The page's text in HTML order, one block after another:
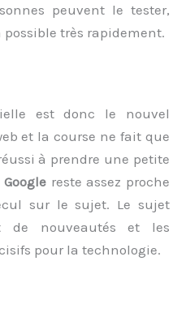
peuvent le tester,
possible très rapidement.
est donc le nouvel
et la course ne fait que
à prendre une petite
Google reste assez proche
sur le sujet. Le sujet
de nouveautés et les
pour la technologie.